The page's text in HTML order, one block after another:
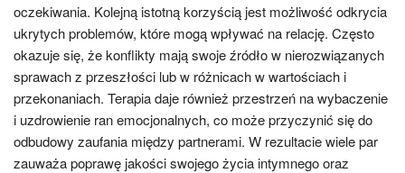
oczekiwania. Kolejną istotną korzyścią jest możliwość odkrycia
ukrytych problemów, które mogą wpływać na relację. Często
okazuje się, że konflikty mają swoje źródło w nierozwiązanych
sprawach z przeszłości lub w różnicach w wartościach i
przekonaniach. Terapia daje również przestrzeń na wybaczenie
i uzdrowienie ran emocjonalnych, co może przyczynić się do
odbudowy zaufania między partnerami. W rezultacie wiele par
zauważa poprawę jakości swojego życia intymnego oraz